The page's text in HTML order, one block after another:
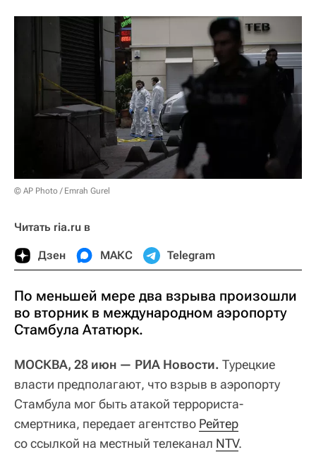
© AP Photo / Emrah Gurel
Читать ria.ru в
Дзен МАКС Telegram
По меньшей мере два взрыва произошли
во вторник в международном аэропорту
Стамбула Ататюрк.
МОСКВА, 28 июн — РИА Новости. Турецкие
власти предполагают, что взрыв в аэропорту
Стамбула мог быть атакой террориста-
смертника, передает агентство Рейтер
со ссылкой на местный телеканал NTV.